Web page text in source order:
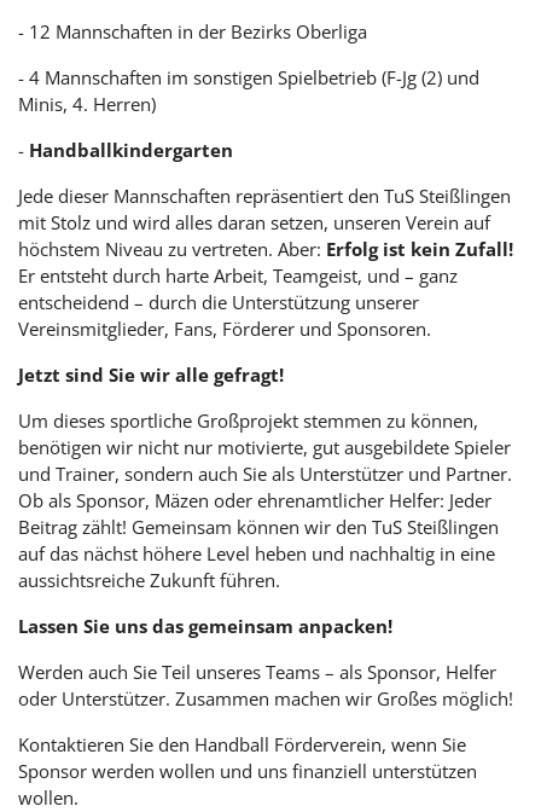
- 12 Mannschaften in der Bezirks Oberliga
- 4 Mannschaften im sonstigen Spielbetrieb (F-Jg (2) und
Minis, 4. Herren)
- Handballkindergarten
Jede dieser Mannschaften repräsentiert den TuS Steißlingen
mit Stolz und wird alles daran setzen, unseren Verein auf
höchstem Niveau zu vertreten. Aber: Erfolg ist kein Zufall!
Er entsteht durch harte Arbeit, Teamgeist, und – ganz
entscheidend – durch die Unterstützung unserer
Vereinsmitglieder, Fans, Förderer und Sponsoren.
Jetzt sind Sie wir alle gefragt!
Um dieses sportliche Großprojekt stemmen zu können,
benötigen wir nicht nur motivierte, gut ausgebildete Spieler
und Trainer, sondern auch Sie als Unterstützer und Partner.
Ob als Sponsor, Mäzen oder ehrenamtlicher Helfer: Jeder
Beitrag zählt! Gemeinsam können wir den TuS Steißlingen
auf das nächst höhere Level heben und nachhaltig in eine
aussichtsreiche Zukunft führen.
Lassen Sie uns das gemeinsam anpacken!
Werden auch Sie Teil unseres Teams – als Sponsor, Helfer
oder Unterstützer. Zusammen machen wir Großes möglich!
Kontaktieren Sie den Handball Förderverein, wenn Sie
Sponsor werden wollen und uns finanziell unterstützen
wollen.